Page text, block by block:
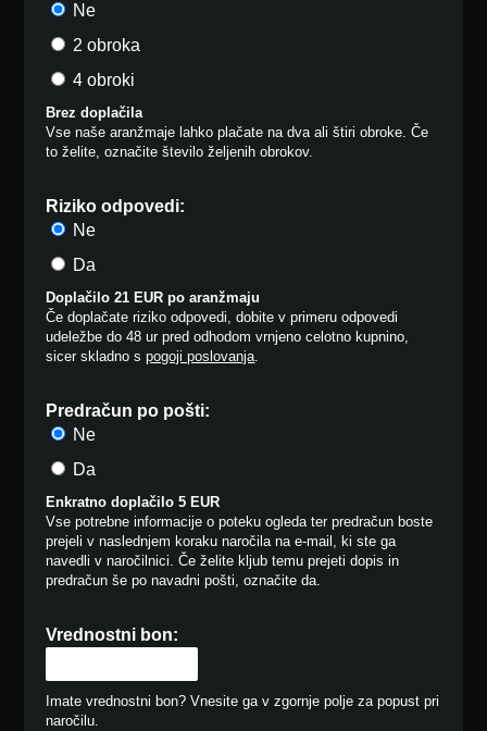
Ne
2 obroka
4 obroki
Brez doplačila
Vse naše aranžmaje lahko plačate na dva ali štiri obroke. Če
to želite, označite število željenih obrokov.
Riziko odpovedi:
Ne
Da
Doplačilo 21 EUR po aranžmaju
Če doplačate riziko odpovedi, dobite v primeru odpovedi
udeležbe do 48 ur pred odhodom vrnjeno celotno kupnino,
sicer skladno spogoji poslovanja.
Predračun po pošti:
Ne
Da
Enkratno doplačilo 5 EUR
Vse potrebne informacije o poteku ogleda ter predračun boste
prejeli v naslednjem koraku naročila na e-mail, ki ste ga
navedli v naročilnici. Če želite kljub temu prejeti dopis in
predračun še po navadni pošti, označite da.
Vrednostni bon:
Imate vrednostni bon? Vnesite ga v zgornje polje za popust pri
naročilu.